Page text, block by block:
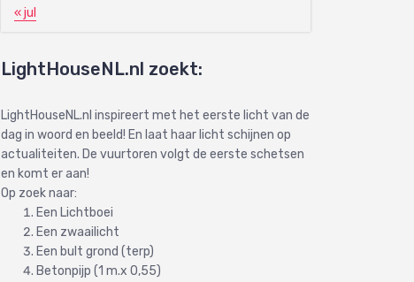
« jul
LightHouseNL.nl zoekt:
LightHouseNL.nl inspireert met het eerste licht van de
dag in woord en beeld! En laat haar licht schijnen op
actualiteiten. De vuurtoren volgt de eerste schetsen
en komt er aan!
Op zoek naar:
Een Lichtboei
Een zwaailicht
Een bult grond (terp)
Betonpijp (1 m.x 0,55)